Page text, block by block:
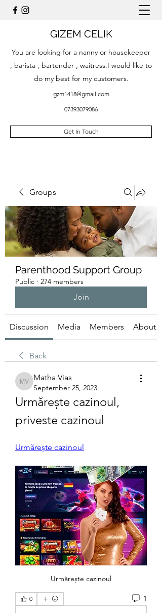
GIZEM CELIK
You are looking for a nanny or housekeeper
, barista , bartender , waitress.I would like to
do my best for my customers.
gzm1418@gmail.com
07393079086
Get In Touch
Groups
Parenthood Support Group
Public · 274 members
Join
Discussion Media Members About
Back
Matha Vias
Matha Vias
September 25, 2023
Urmărește cazinoul,
priveste cazinoul
Urmărește cazinoul
Urmărește cazinoul
0 1